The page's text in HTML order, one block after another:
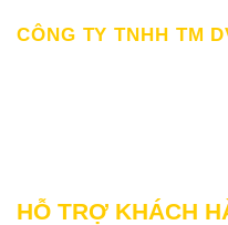
CÔNG TY TNHH TM
HỖ TRỢ KHÁCH